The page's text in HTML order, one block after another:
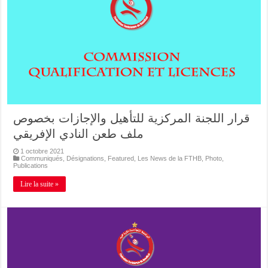
قرار اللجنة المركزية للتأهيل والإجازات بخصوص
ملف طعن النادي الإفريقي
1 octobre 2021
Communiqués
Désignations Featured Les News de la FTHB Photo
Publications
Lire la suite »